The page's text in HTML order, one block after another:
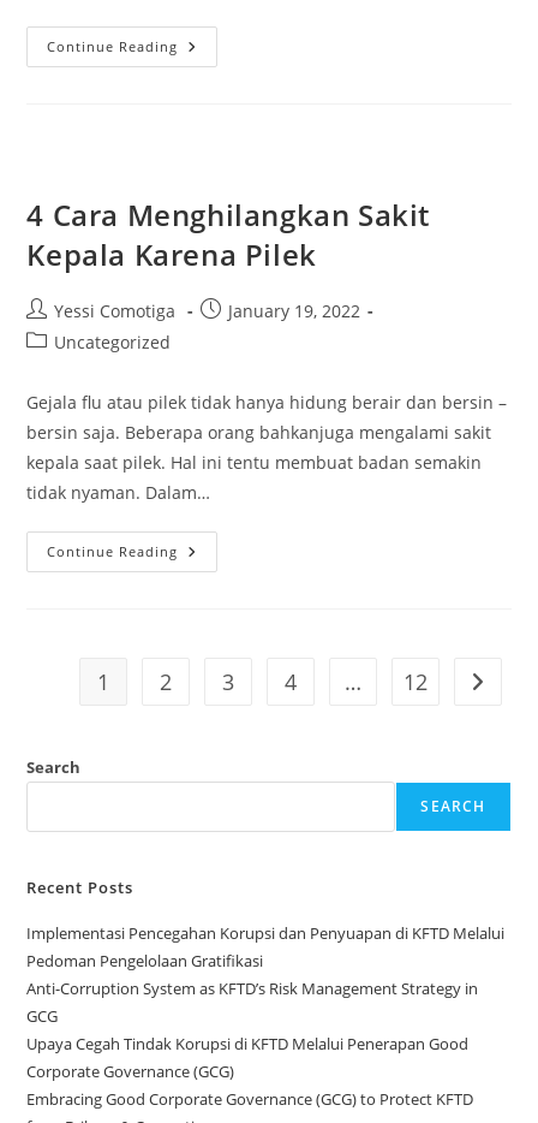
Continue Reading 13
Keutamaan
4 Cara Menghilangkan Sakit
Kepala Karena Pilek
Post
author:
Yessi Comotiga
PostJanuary 19, 2022
PostUncategorized
Gejala flu atau pilek tidak hanya hidung berair dan bersin –
bersin saja. Beberapa orang bahkanjuga mengalami sakit
kepala saat pilek. Hal ini tentu membuat badan semakin
tidak nyaman. Dalam…
Continue Reading
Cara
1 2 3 4 … 12 Go to
Search
SEARCH
Recent Posts
Implementasi Pencegahan Korupsi dan Penyuapan di KFTD Melalui
Pedoman Pengelolaan Gratifikasi
Anti-Corruption System as KFTD’s Risk Management Strategy in
GCG
Upaya Cegah Tindak Korupsi di KFTD Melalui Penerapan Good
Corporate Governance (GCG)
Embracing Good Corporate Governance (GCG) to Protect KFTD